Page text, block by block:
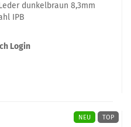
dunkelbraun 8,3mm
IPB
Login
NEU TOP